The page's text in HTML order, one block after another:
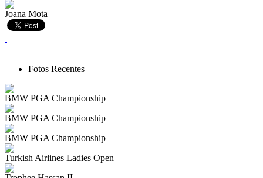
Joana Mota
Fotos Recentes
BMW PGA Championship
BMW PGA Championship
BMW PGA Championship
Turkish Airlines Ladies Open